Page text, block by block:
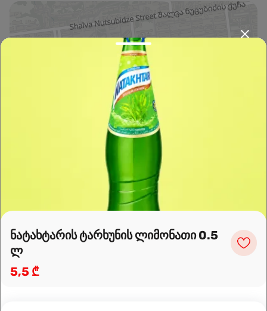
OpenFreeMap©OpenMapTiles
მარშრუტის დაგეგმვა
ნატახტარის ტარხუნის ლიმონათი 0.5
ლ
5,5 ₾